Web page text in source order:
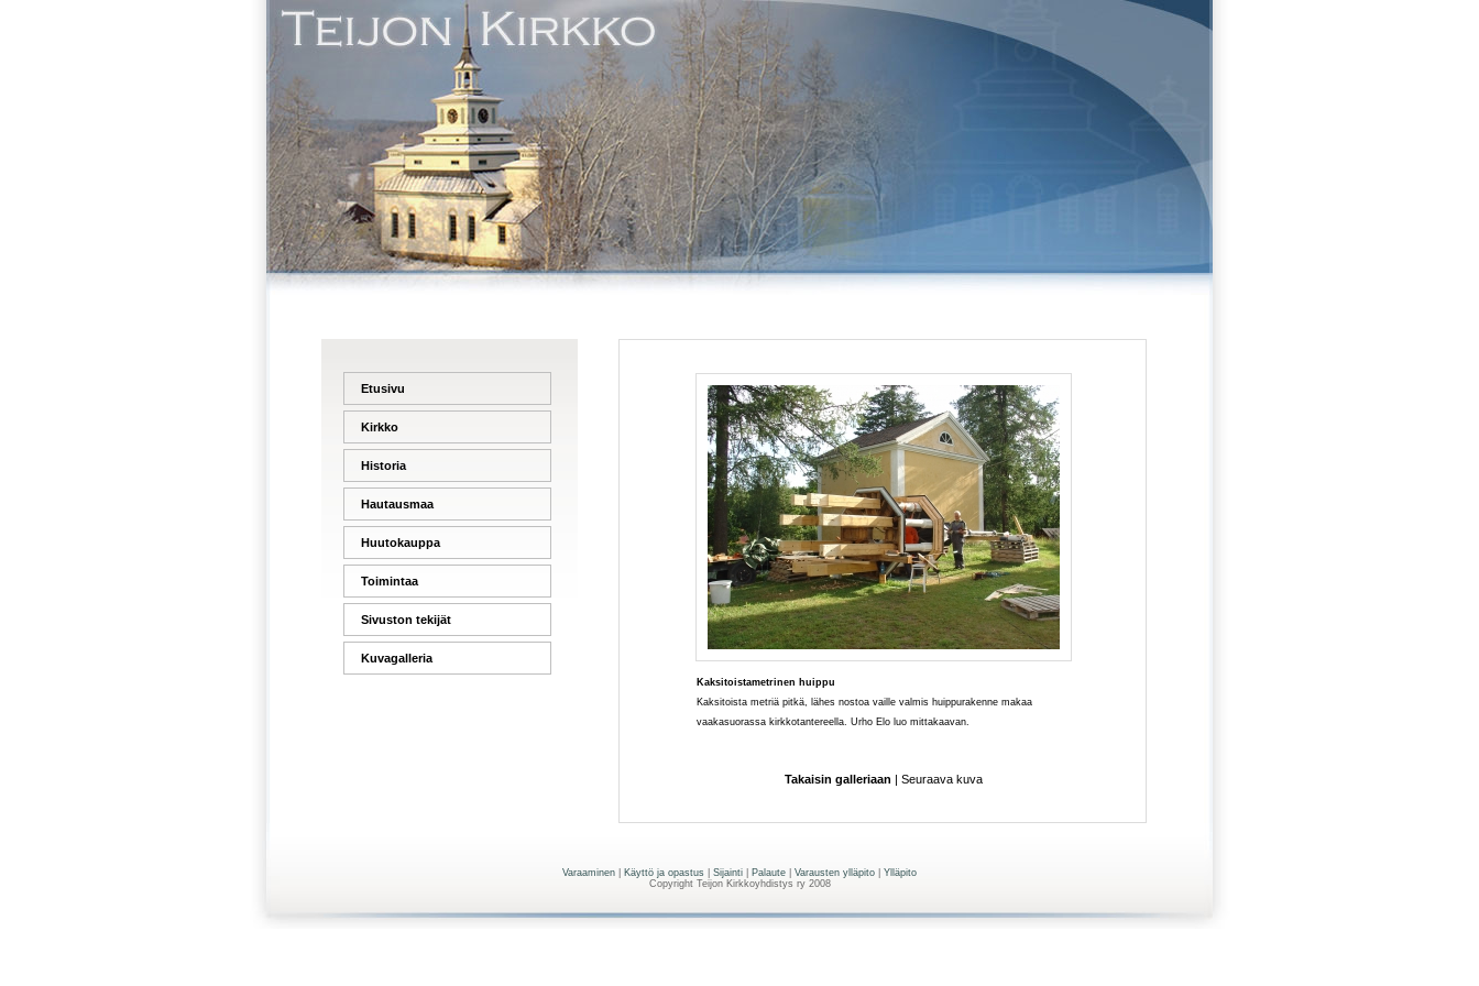
Etusivu
Kirkko
Historia
Hautausmaa
Huutokauppa
Toimintaa
Sivuston tekijät
Kuvagalleria
Kaksitoistametrinen huippu
Kaksitoista metriä pitkä, lähes nostoa vaille valmis huippurakenne makaa
vaakasuorassa kirkkotantereella. Urho Elo luo mittakaavan.
Takaisin galleriaan | Seuraava kuva
Varaaminen Käyttö ja opastus Sijainti Palaute Varausten ylläpito
Ylläpito
Copyright Teijon Kirkkoyhdistys ry 2008